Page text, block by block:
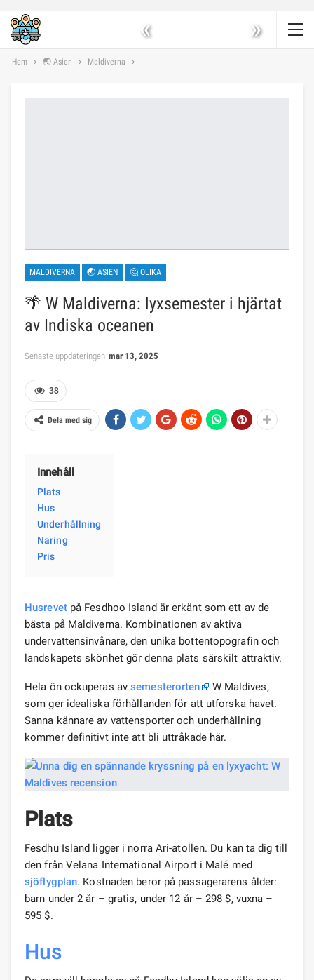
« »
Hem 🌏 Asien Maldiverna
MALDIVERNA 🌏 ASIEN 🤔 OLIKA
🌴 W Maldiverna: lyxsemester i hjärtat
av Indiska oceanen
Senaste uppdateringen mar 13, 2025
38
Dela med sig
Innehåll
Plats
Hus
Underhållning
Näring
Pris
Husrevetpå Fesdhoo Island är erkänt som ett av de
bästa på Maldiverna. Kombinationen av aktiva
undervattensinvånare, den unika bottentopografin och
landskapets skönhet gör denna plats särskilt attraktiv.
Hela ön ockuperas avsemesterorten
W Maldives,
som ger idealiska förhållanden för att utforska havet.
Sanna kännare av vattensporter och underhållning
kommer definitivt inte att bli uttråkade här.
Plats
Fesdhu Island ligger i norra Ari-atollen. Du kan ta dig till
den från Velana International Airport i Malé med
sjöflygplan. Kostnaden beror på passagerarens ålder:
barn under 2 år – gratis, under 12 år – 298 $, vuxna –
595 $.
Hus